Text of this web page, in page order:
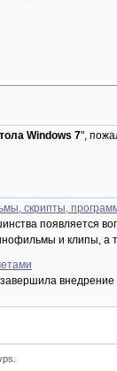
Windows 7",
скрипты,
появляется
и клипы, а